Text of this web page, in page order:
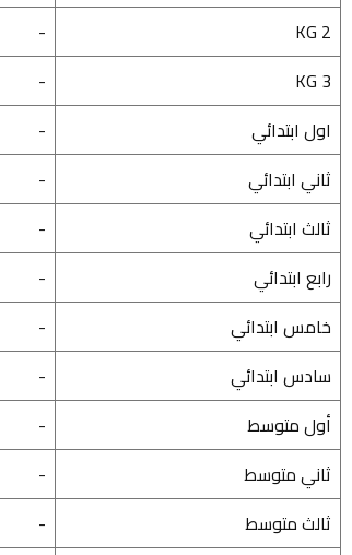
KG 2
-
KG 3
-
اول ابتدائي
-
ثاني ابتدائي
-
ثالث ابتدائي
-
رابع ابتدائي
-
خامس ابتدائي
-
سادس ابتدائي
-
أول متوسط
-
ثاني متوسط
-
ثالث متوسط
-